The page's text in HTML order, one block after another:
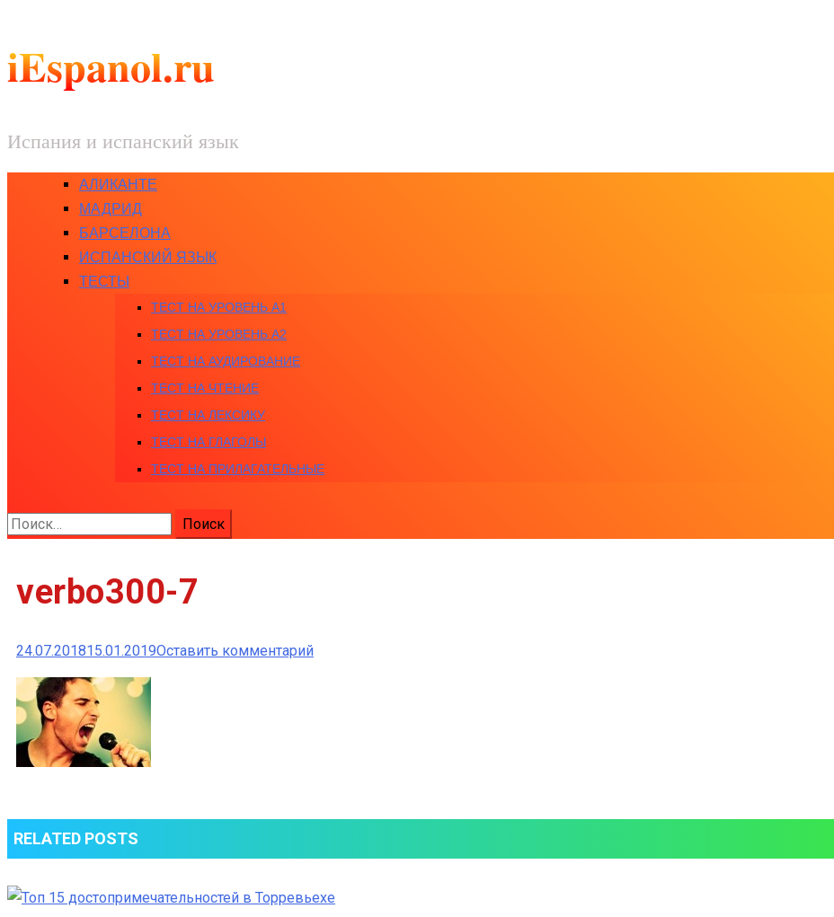
iEspanol.ru
Испания и испанский язык
АЛИКАНТЕ
МАДРИД
БАРСЕЛОНА
ИСПАНСКИЙ ЯЗЫК
ТЕСТЫ
ТЕСТ НА УРОВЕНЬ A1
ТЕСТ НА УРОВЕНЬ A2
ТЕСТ НА АУДИРОВАНИЕ
ТЕСТ НА ЧТЕНИЕ
ТЕСТ НА ЛЕКСИКУ
ТЕСТ НА ГЛАГОЛЫ
ТЕСТ НА ПРИЛАГАТЕЛЬНЫЕ
Найти:
verbo300-7
24.07.201815.01.2019Оставить комментарийк
RELATED POSTS